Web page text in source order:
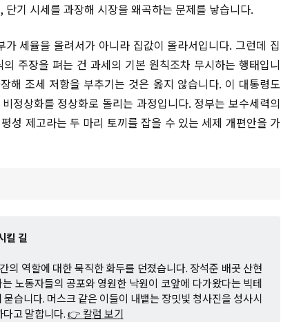
기 시세를 과장해 시장을 왜곡하는 문제를 낳습니다.
세율을 올려서가 아니라 집값이 올라서입니다. 그런데 집
주장을 펴는 건 과세의 기본 원칙조차 무시하는 행태입니
해 조세 저항을 부추기는 것은 옳지 않습니다. 이 대통령도
정상화를 정상화로 돌리는 과정입니다. 정부는 보수세력의
성 제고라는 두 마리 토끼를 잡을 수 있는 세제 개편안을 가
킬 길
역할에 대한 묵직한 화두를 던졌습니다. 장석준 배곳 산현
노동자들의 공포와 영원한 낙원이 코앞에 다가왔다는 빅테
습니다. 머스크 같은 이들이 내뱉는 장밋빛 청사진을 성사시
고 말합니다.👉 칼럼 보기